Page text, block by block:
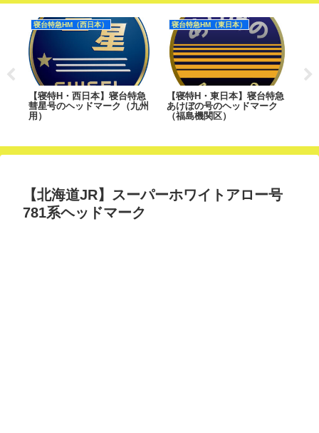
寝台特急HM（西日本）
【寝特H・西日本】寝台特急
彗星号のヘッドマーク（九州
用）
寝台特急HM（東日本）
【寝特H・東日本】寝台特急
あけぼの号のヘッドマーク
（福島機関区）
【北海道JR】スーパーホワイトアロー号
781系ヘッドマーク